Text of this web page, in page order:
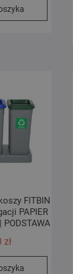
FITBIN
PAPIER
PODSTAWA
zł